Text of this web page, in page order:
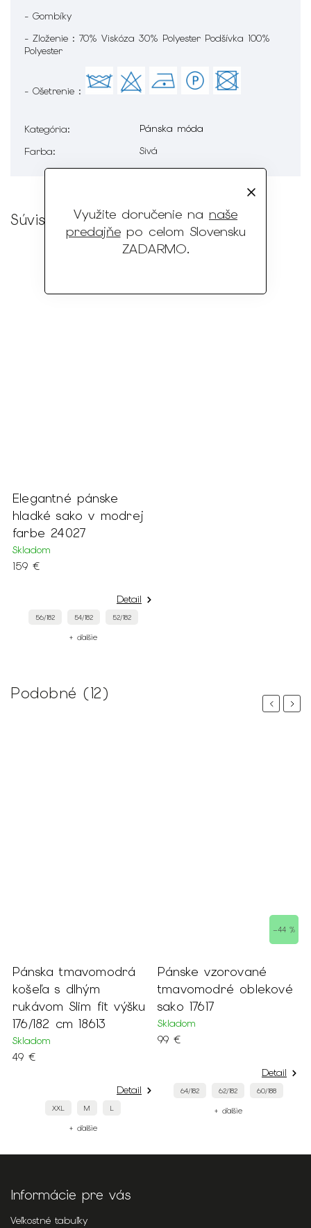
Využite doručenie na naše
predajňepo celom Slovensku
ZADARMO.
- Gombíky
- Zloženie : 70% Viskóza 30% Polyester Podšívka 100%
Polyester
- Ošetrenie :
Kategória:
Pánska móda
Farba: Sivá
Súvisiaci tovar
Elegantné pánske
hladké sako v modrej
farbe 24027
Skladom
159 €
Detail
56/182 54/182 52/182
+ ďalšie
Podobné (12)
Previous
Pánska tmavomodrá
košeľa s dlhým
rukávom Slim fit výšku
176/182 cm 18613
Skladom
49 €
Detail
XXL M L
+ ďalšie
–44 %
Pánske vzorované
tmavomodré oblekové
sako 17617
Skladom
99 €
Detail
64/182 62/182 60/188
+ ďalšie
Next
Informácie pre vás
Veľkostné tabuľky